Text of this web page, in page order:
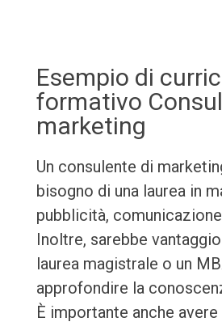
Esempio di
formativo
marketing
Un consulente di
bisogno di una laurea in
pubblicità,
Inoltre, sarebbe
laurea magistrale o un
approfondire la
È importante anche avere